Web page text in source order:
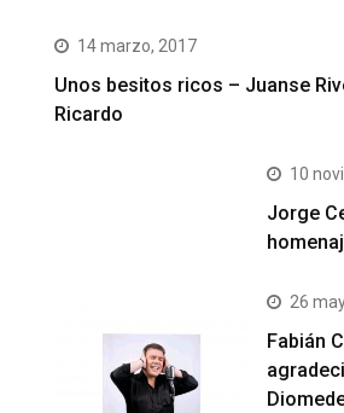
14 marzo, 2017
Unos besitos ricos – Juanse
Ricardo
10
Jorge
26
Fabián